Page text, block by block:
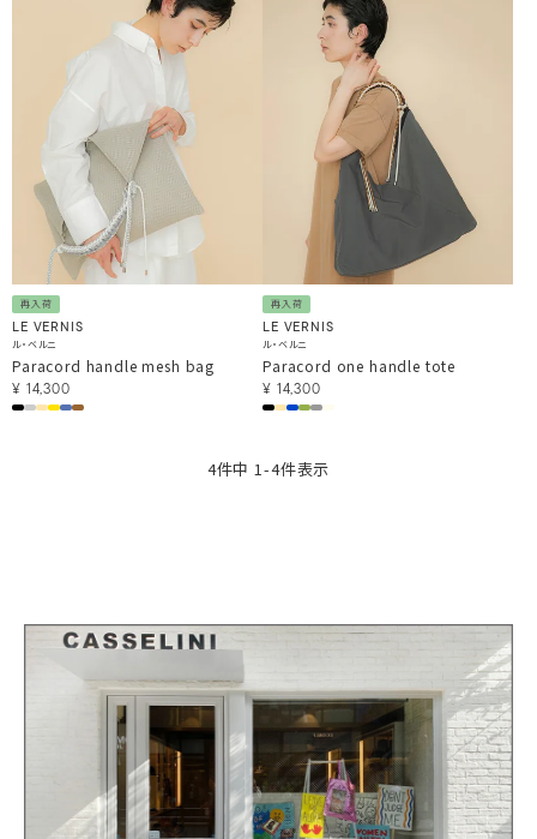
再入荷
LE VERNIS
ル・ベルニ
Paracord handle mesh bag
¥ 14,300
再入荷
LE VERNIS
ル・ベルニ
Paracord one handle tote
¥ 14,300
4件中 1 -4件表示